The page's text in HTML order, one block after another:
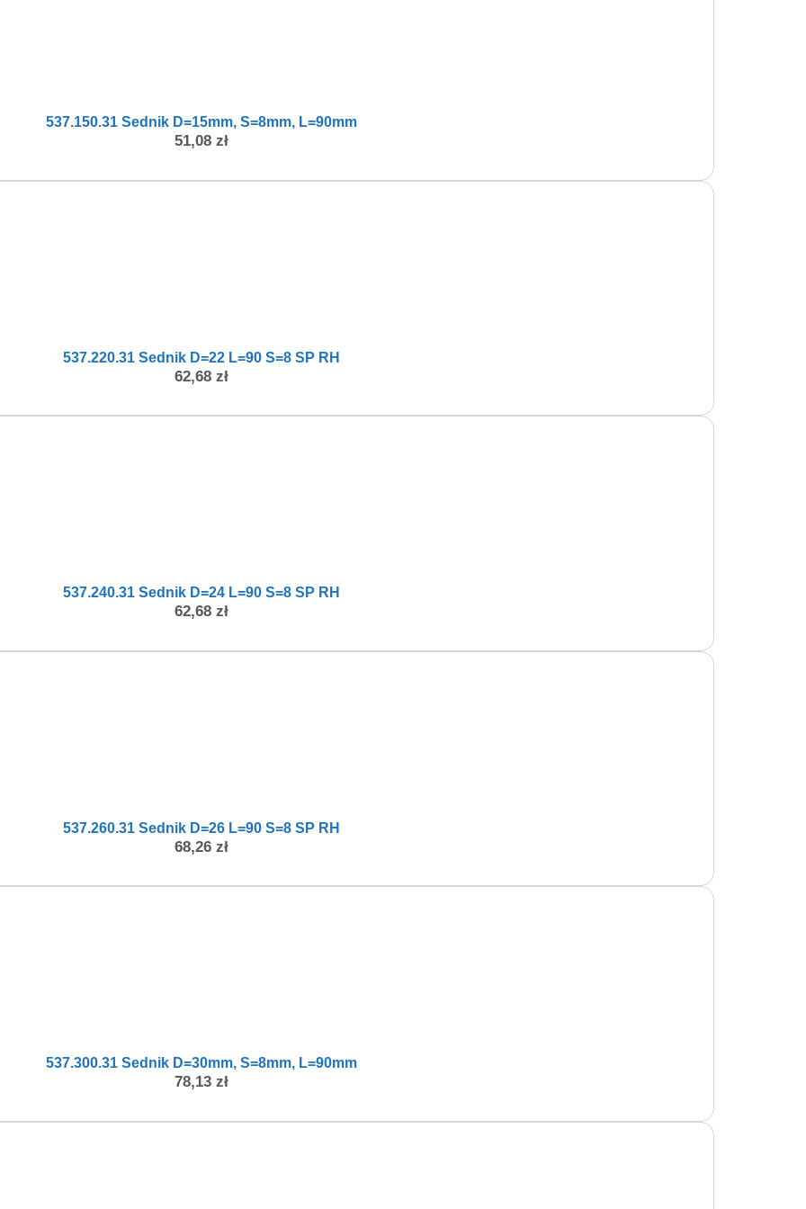
537.150.31 Sednik D=15mm, S=8mm, L=90mm
51,08 zł
537.220.31 Sednik D=22 L=90 S=8 SP RH
62,68 zł
537.240.31 Sednik D=24 L=90 S=8 SP RH
62,68 zł
537.260.31 Sednik D=26 L=90 S=8 SP RH
68,26 zł
537.300.31 Sednik D=30mm, S=8mm, L=90mm
78,13 zł